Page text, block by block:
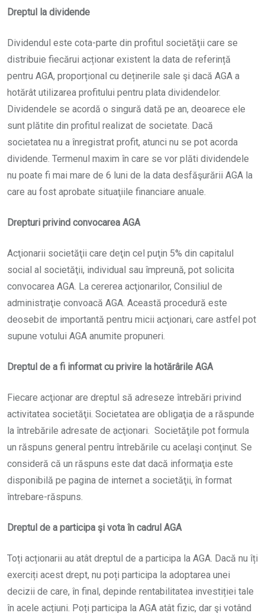
Dreptul la dividende
Dividendul este cota-parte din profitul societăţii care se
distribuie fiecărui acționar existent la data de referință
pentru AGA, proporțional cu deținerile sale şi dacă AGA a
hotărât utilizarea profitului pentru plata dividendelor.
Dividendele se acordă o singură dată pe an, deoarece ele
sunt plătite din profitul realizat de societate. Dacă
societatea nu a înregistrat profit, atunci nu se pot acorda
dividende. Termenul maxim în care se vor plăti dividendele
nu poate fi mai mare de 6 luni de la data desfăşurării AGA la
care au fost aprobate situaţiile financiare anuale.
Drepturi privind convocarea AGA
Acţionarii societăţii care deţin cel puţin 5% din capitalul
social al societăţii, individual sau împreună, pot solicita
convocarea AGA. La cererea acţionarilor, Consiliul de
administraţie convoacă AGA. Această procedură este
deosebit de importantă pentru micii acţionari, care astfel pot
supune votului AGA anumite propuneri.
Dreptul de a fi informat cu privire la hotărârile AGA
Fiecare acţionar are dreptul să adreseze întrebări privind
activitatea societăţii. Societatea are obligaţia de a răspunde
la întrebările adresate de acţionari. Societăţile pot formula
un răspuns general pentru întrebările cu acelaşi conţinut. Se
consideră că un răspuns este dat dacă informaţia este
disponibilă pe pagina de internet a societăţii, în format
întrebare-răspuns.
Dreptul de a participa şi vota în cadrul AGA
Toți acționarii au atât dreptul de a participa la AGA. Dacă nu îți
exerciți acest drept, nu poți participa la adoptarea unei
decizii de care, în final, depinde rentabilitatea investiției tale
în acele acțiuni. Poți participa la AGA atât fizic, dar şi votând